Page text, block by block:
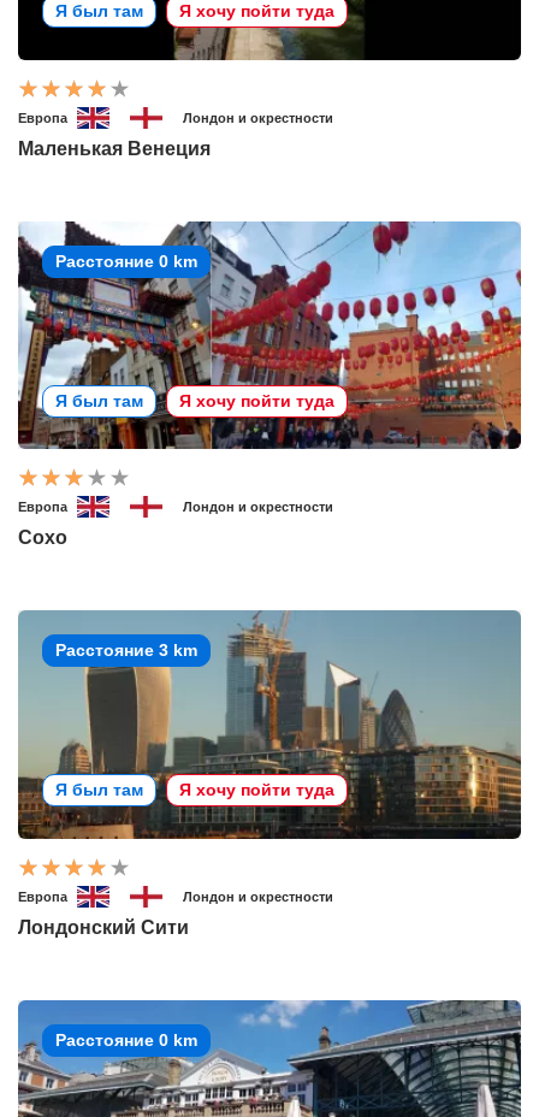
Я был там Я хочу пойти туда
Европа Лондон и окрестности
Маленькая Венеция
Расстояние 0 km
Я был там Я хочу пойти туда
Европа Лондон и окрестности
Сохо
Расстояние 3 km
Я был там Я хочу пойти туда
Европа Лондон и окрестности
Лондонский Сити
Расстояние 0 km